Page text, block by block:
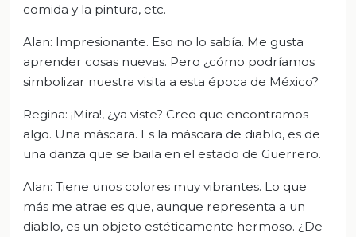
comida y la pintura, etc.
Alan: Impresionante. Eso no lo sabía. Me gusta
aprender cosas nuevas. Pero ¿cómo podríamos
simbolizar nuestra visita a esta época de México?
Regina: ¡Mira!, ¿ya viste? Creo que encontramos
algo. Una máscara. Es la máscara de diablo, es de
una danza que se baila en el estado de Guerrero.
Alan: Tiene unos colores muy vibrantes. Lo que
más me atrae es que, aunque representa a un
diablo, es un objeto estéticamente hermoso. ¿De